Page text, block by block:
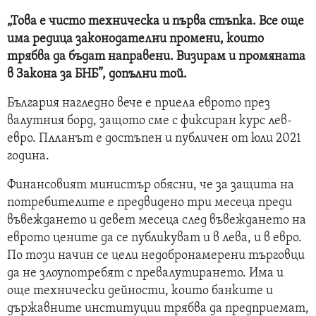
„Това е чисто техническа и първа стъпка. Все още
има редица законодателни промени, които
трябва да бъдат направени. Визирам и промяната
в Закона за БНБ”, допълни той.
България нагледно вече е приела еврото през
валутния борд, защото сме с фиксиран курс лев-
евро. Плланът е достъпен и публичен от юли 2021
година.
Финансовият министър обясни, че за защита на
потребителите е предвидено три месеца преди
въвеждането и девет месеца след въвеждането на
еврото цените да се публикуват и в лева, и в евро.
По този начин се цели недобронамерени търговци
да не злоупотребят с превалутирането. Има и
още технически дейности, които банките и
държавните институции трябва да предприемат,